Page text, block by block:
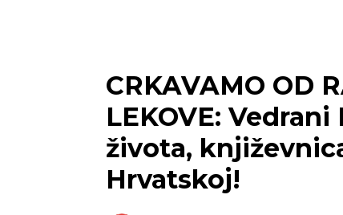
CRKAVAMO OD
LEKOVE:
života,
Hrvatskoj!